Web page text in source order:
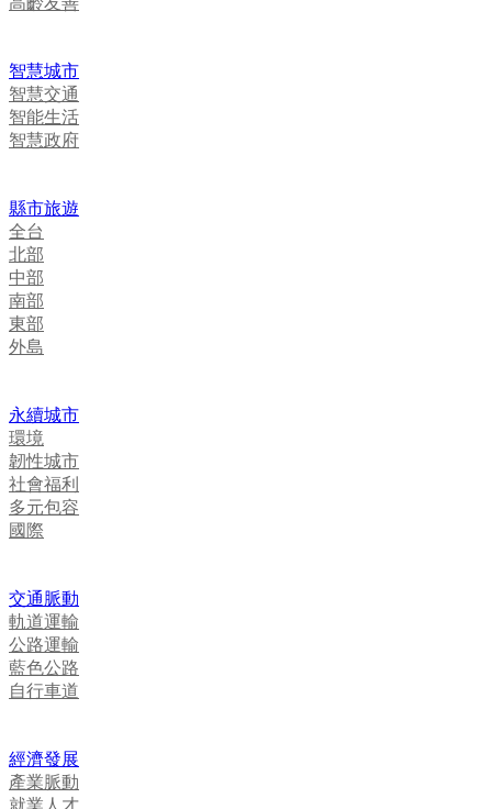
智慧城市
智慧交通
智能生活
智慧政府
縣市旅遊
全台
北部
中部
南部
東部
外島
永續城市
環境
韌性城市
社會福利
多元包容
國際
交通脈動
軌道運輸
公路運輸
藍色公路
自行車道
經濟發展
產業脈動
就業人才